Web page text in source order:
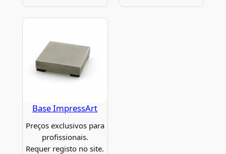
Base ImpressArt
Preços exclusivos para
profissionais.
Requer registo no site.